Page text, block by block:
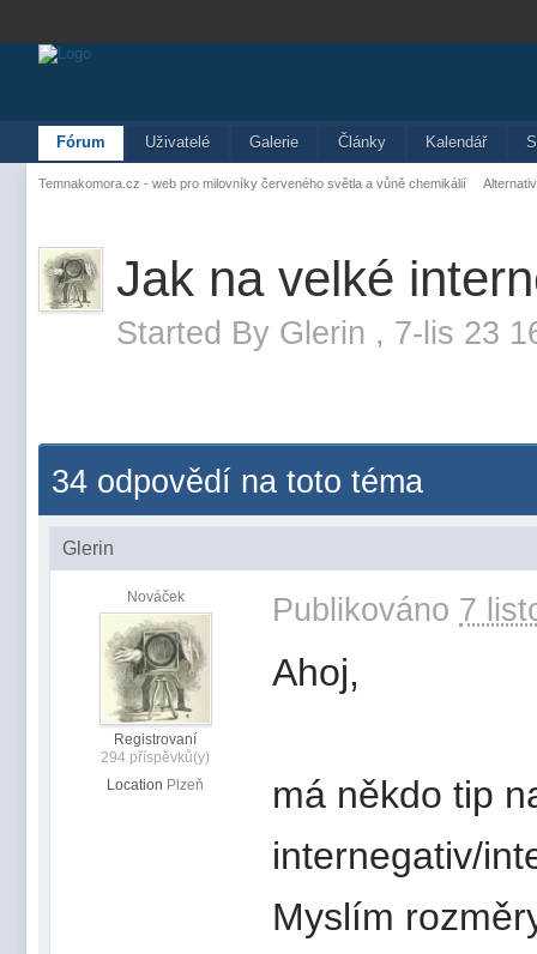
Fórum Uživatelé Galerie Články Kalendář
Temnakomora.cz - web pro milovníky červeného světla a vůně chemikálií
Jak na velké
Started By Glerin , 7-lis 23
34 odpovědí na toto téma
Glerin
Nováček
Registrovaní
294 příspěvků(y)
Location Plzeň
Publikováno 7
Ahoj,
má někdo tip
internegativ/
Myslím